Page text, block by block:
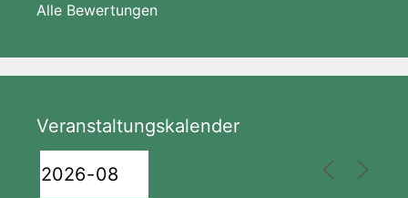
Alle Bewertungen
Veranstaltungskalender